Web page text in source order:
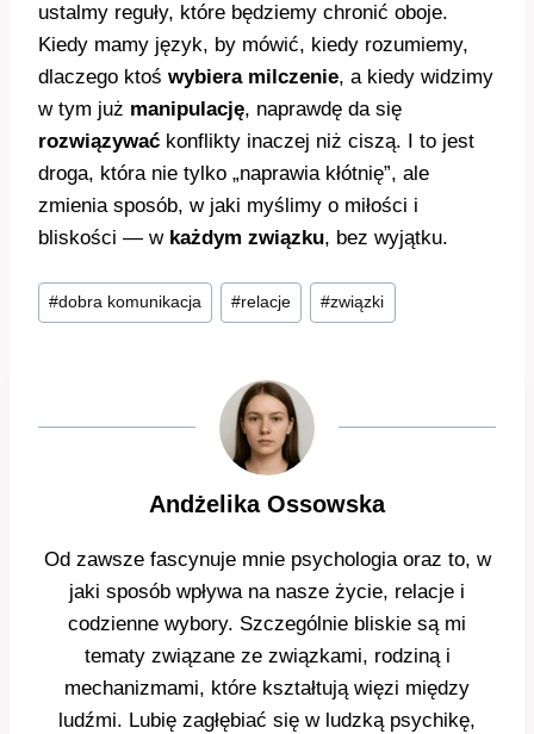
ustalmy reguły, które będziemy chronić oboje.
Kiedy mamy język, by mówić, kiedy rozumiemy,
dlaczego ktoś wybiera milczenie, a kiedy widzimy
w tym już manipulację, naprawdę da się
rozwiązywać konflikty inaczej niż ciszą. I to jest
droga, która nie tylko „naprawia kłótnię”, ale
zmienia sposób, w jaki myślimy o miłości i
bliskości — w każdym związku, bez wyjątku.
Tagi
wpisu:
#dobra komunikacja #relacje #związki
Andżelika Ossowska
Od zawsze fascynuje mnie psychologia oraz to, w
jaki sposób wpływa na nasze życie, relacje i
codzienne wybory. Szczególnie bliskie są mi
tematy związane ze związkami, rodziną i
mechanizmami, które kształtują więzi między
ludźmi. Lubię zagłębiać się w ludzką psychikę,